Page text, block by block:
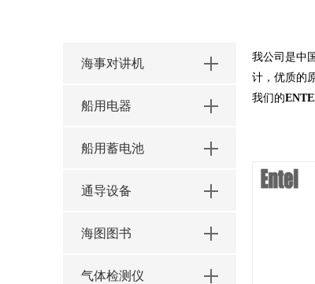
我公司是中
计，优质的
我们的
海事对讲机
船用电器
船用蓄电池
通导设备
海图图书
气体检测仪